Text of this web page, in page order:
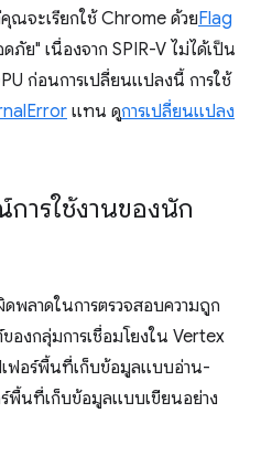
ณจะเรียกใช้ Chrome ด้วยFlag
ภัย" เนื่องจาก SPIR-V ไม่ได้เป็น
ก่อนการเปลี่ยนแปลงนี้ การใช้
แทน ดูการเปลี่ยนแปลง
ารใช้งานของนัก
พลาดในการตรวจสอบความถูก
ของกลุ่มการเชื่อมโยงใน Vertex
เฟอร์พื้นที่เก็บข้อมูลแบบอ่าน-
ร์พื้นที่เก็บข้อมูลแบบเขียนอย่าง